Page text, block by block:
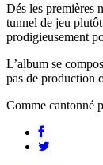
Dés les premières
tunnel de jeu
prodigieusement
L’album se
pas de production
Comme cantonné